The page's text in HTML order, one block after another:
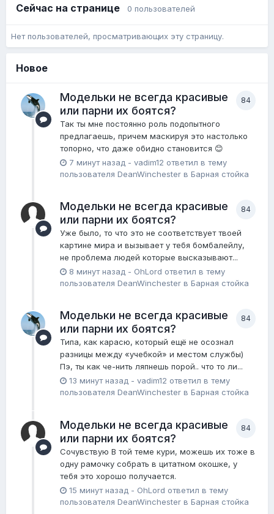
Сейчас на странице 0 пользователей
Нет пользователей, просматривающих эту страницу.
Новое
84
Модельки не всегда красивые
или парни их боятся?
Так ты мне постоянно роль подопытного
предлагаешь, причем маскируя это настолько
топорно, что даже обидно становится 😊
7 минут назад - vadim12 ответил в тему
пользователя DeanWinchester в Барная стойка
84
Модельки не всегда красивые
или парни их боятся?
Уже было, то что это не соответствует твоей
картине мира и вызывает у тебя бомбалейлу,
не проблема людей которые высказывают...
8 минут назад - OhLord ответил в тему
пользователя DeanWinchester в Барная стойка
84
Модельки не всегда красивые
или парни их боятся?
Типа, как карасю, который ещё не осознал
разницы между «учебкой» и местом службы)
Пэ, ты как че-нить ляпнешь порой.. что то ли...
13 минут назад - vadim12 ответил в тему
пользователя DeanWinchester в Барная стойка
84
Модельки не всегда красивые
или парни их боятся?
Сочувствую В той теме кури, можешь их тоже в
одну рамочку собрать в цитатном окошке, у
тебя это хорошо получается.
15 минут назад - OhLord ответил в тему
пользователя DeanWinchester в Барная стойка